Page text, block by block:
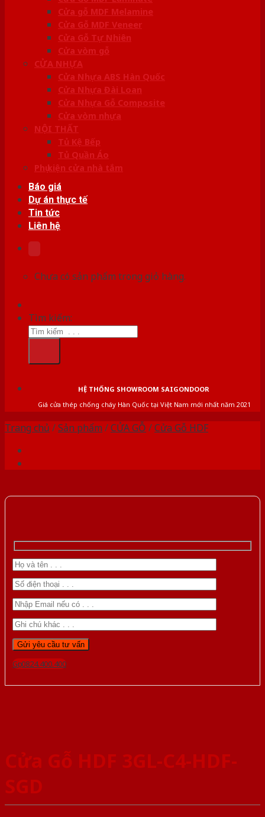
Cửa gỗ MDF Melamine
Cửa Gỗ MDF Veneer
Cửa Gỗ Tự Nhiên
Cửa vòm gỗ
CỬA NHỰA
Cửa Nhựa ABS Hàn Quốc
Cửa Nhựa Đài Loan
Cửa Nhựa Gỗ Composite
Cửa vòm nhựa
NỘI THẤT
Tủ Kệ Bếp
Tủ Quần Áo
Phụ kiện cửa nhà tắm
Báo giá
Dự án thực tế
Tin tức
Liên hệ
Chưa có sản phẩm trong giỏ hàng.
Tìm kiếm:
HỆ THỐNG SHOWROOM SAIGONDOOR
Giá cửa thép chống cháy Hàn Quốc tại Việt Nam mới nhất năm 2021
Trang chủ /Sản phẩm /CỬA GỖ /Cửa Gỗ HDF
Gọi 0824.400.400
Cửa Gỗ HDF 3GL-C4-HDF-
SGD